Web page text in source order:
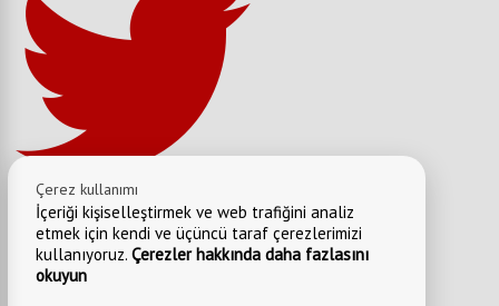
Çerez kullanımı
İçeriği kişiselleştirmek ve web trafiğini analiz
etmek için kendi ve üçüncü taraf çerezlerimizi
kullanıyoruz. Çerezler hakkında daha fazlasını
okuyun